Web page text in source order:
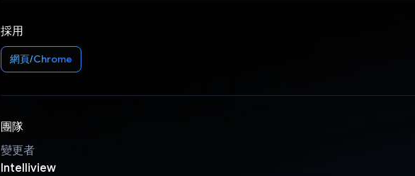
採用
網頁/Chrome
團隊
變更者
Intelliview